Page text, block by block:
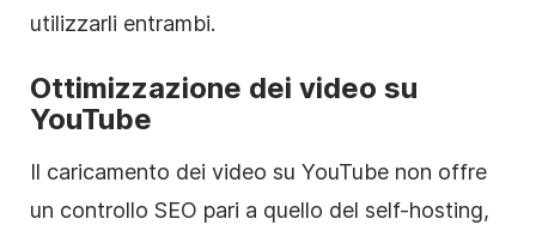
utilizzarli entrambi.
Ottimizzazione dei video su
YouTube
Il caricamento dei video su YouTube non offre
un controllo SEO pari a quello del self-hosting,